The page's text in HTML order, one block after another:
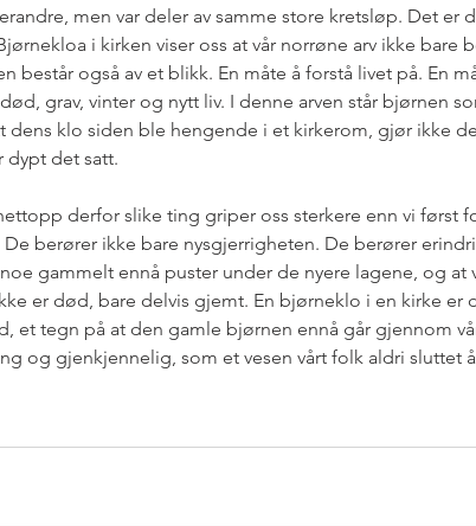
men var deler av samme store kretsløp. Det er
i kirken viser oss at vår norrøne arv ikke bare
består også av et blikk. En måte å forstå livet på. En
grav, vinter og nytt liv. I denne arven står bjørnen
dens klo siden ble hengende i et kirkerom, gjør ikke
dypt det satt.
derfor slike ting griper oss sterkere enn vi først
berører ikke bare nysgjerrigheten. De berører
gammelt ennå puster under de nyere lagene, og at
er død, bare delvis gjemt. En bjørneklo i en kirke er
et tegn på at den gamle bjørnen ennå går gjennom
og gjenkjennelig, som et vesen vårt folk aldri sluttet